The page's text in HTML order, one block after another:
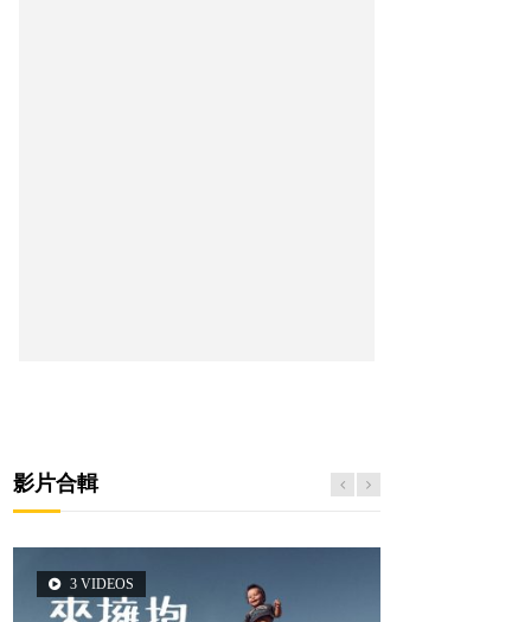
影片合輯
3 VIDEOS
6 VIDEOS
5 VIDEOS
14 VIDEOS
2 VIDEOS